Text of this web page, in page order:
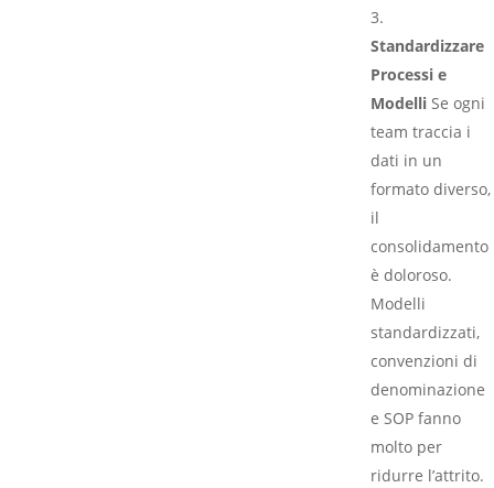
Standardizzare
Processi e
Modelli Se ogni
team traccia i
dati in un
formato diverso,
il
consolidamento
è doloroso.
Modelli
standardizzati,
convenzioni di
denominazione
e SOP fanno
molto per
ridurre l’attrito.